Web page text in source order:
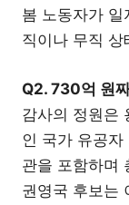
봄 노동자가
직이나 무직 상
Q2. 730억 원
감사의 정원은
인 국가 유공
관을 포함하며
권영국 후보는